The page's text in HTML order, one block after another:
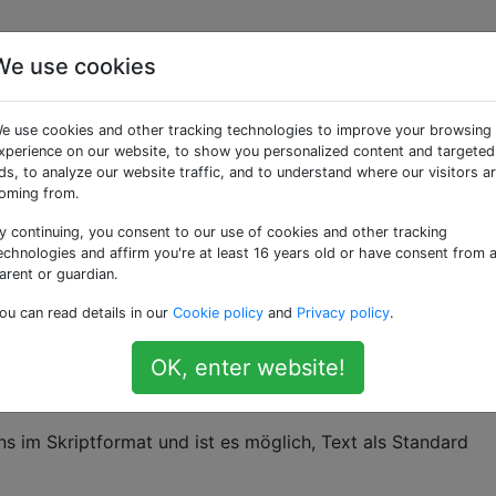
als
Editor speichern, wird standardmäßig das
binär und kann von Spotlight nicht indiziert werden.
Code verwendeten Wort suchen möchte, kann ich dies
ist.
aber ich muss daran denken, jedes Mal die
im Skriptformat und ist es möglich, Text als Standard
use cookies
use cookies and other tracking technologies to improve your browsing
on our website, to show you personalized content and targeted
to analyze our website traffic, and to understand where our visitors
from.
continuing, you consent to our use of cookies and other tracking
and affirm you're at least 16 years old or have consent from a
or guardian.
can read details in our Cookie policy and Privacy policy.
OK, enter website!